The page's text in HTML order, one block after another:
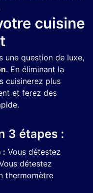
cuisine
une question de luxe,
. En éliminant la
cuisinerez plus
et ferez des
3 étapes :
: Vous détestez
détestez
thermomètre